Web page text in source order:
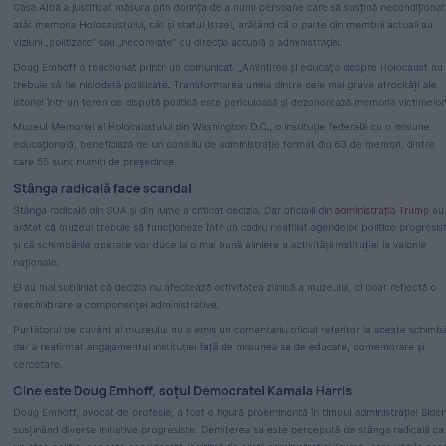
Casa Albă a justificat măsura prin dorința de a numi persoane care să susțină necondiționat
atât memoria Holocaustului, cât și statul Israel, arătând că o parte din membrii actuali au
viziuni „politizate” sau „necorelate” cu direcția actuală a administrației.
Doug Emhoff a reacționat printr-un comunicat. „Amintirea și educația despre Holocaust nu
trebuie să fie niciodată politizate. Transformarea uneia dintre cele mai grave atrocități ale
istoriei într-un teren de dispută politică este periculoasă și dezonorează memoria
Muzeul Memorial al Holocaustului din Washington D.C., o instituție federală cu o misiune
educațională, beneficiază de un consiliu de administrație format din 63 de membri, dintre
care 55 sunt numiți de președinte.
Stânga radicală face scandal
Stânga radicală din SUA și din lume a criticat decizia. Dar oficialii din administrația Trump au
arătat că muzeul trebuie să funcționeze într-un cadru neafiliat agendelor politice
și că schimbările operate vor duce la o mai bună aliniere a activității instituției la valorile
naționale.
Ei au mai subliniat că decizia nu afectează activitatea zilnică a muzeului, ci doar reflectă o
reechilibrare a componenței administrative.
Purtătorul de cuvânt al muzeului nu a emis un comentariu oficial referitor la aceste
dar a reafirmat angajamentul instituției față de misiunea sa de educare, comemorare și
cercetare.
Cine este Doug Emhoff, soțul Democratei Kamala Harris
Doug Emhoff, avocat de profesie, a fost o figură proeminentă în timpul administrației
susținând diverse inițiative progresiste. Demiterea sa este percepută de stânga radicală ca